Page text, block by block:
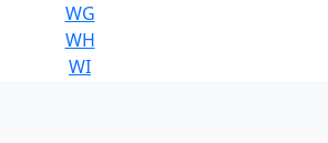
WG
WH
WI